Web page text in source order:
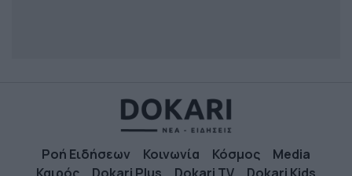
Ροή Ειδήσεων Κοινωνία Κόσμος
Media